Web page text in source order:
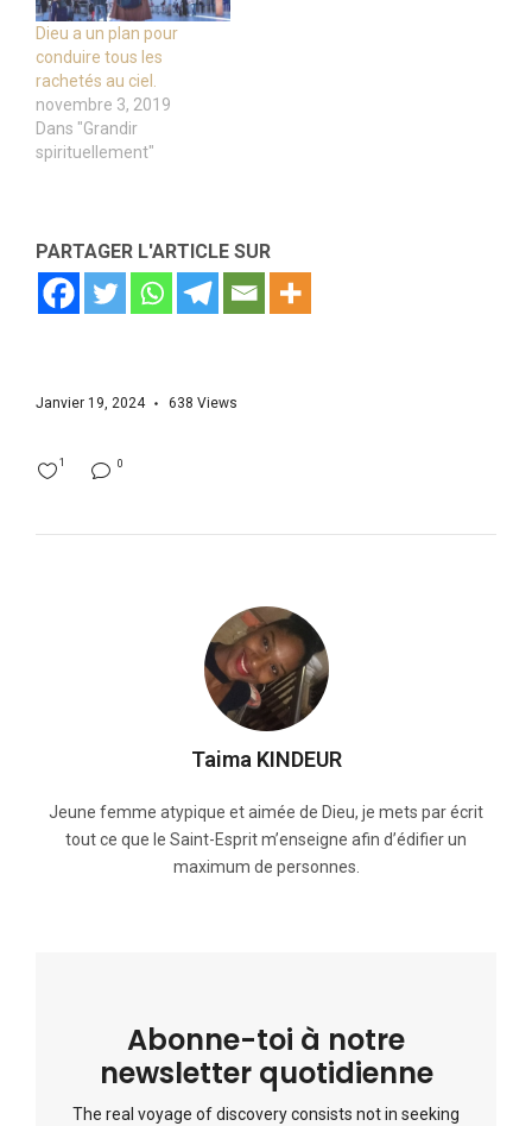
Dieu a un plan pour
conduire tous les
rachetés au ciel.
novembre 3, 2019
Dans "Grandir
spirituellement"
PARTAGER L'ARTICLE SUR
Janvier 19, 2024 638 Views
0
1
Taima KINDEUR
Jeune femme atypique et aimée de Dieu, je mets par écrit
tout ce que le Saint-Esprit m’enseigne afin d’édifier un
maximum de personnes.
Abonne-toi à notre
newsletter quotidienne
The real voyage of discovery consists not in seeking